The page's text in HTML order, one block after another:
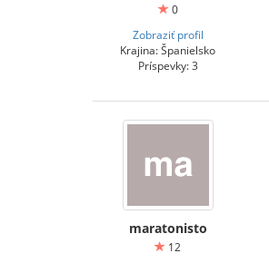
0
Zobraziť profil
Krajina: Španielsko
Príspevky: 3
maratonisto
12